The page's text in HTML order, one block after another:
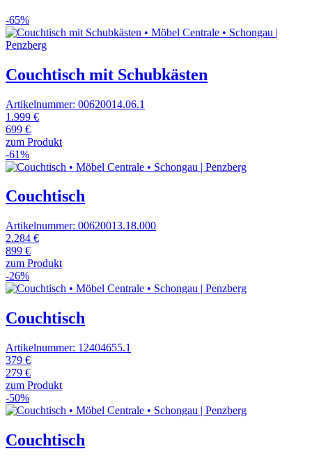
-65%
Couchtisch mit Schubkästen
Artikelnummer: 00620014.06.1
1.999 €
699 €
zum Produkt
-61%
Couchtisch
Artikelnummer: 00620013.18.000
2.284 €
899 €
zum Produkt
-26%
Couchtisch
Artikelnummer: 12404655.1
379 €
279 €
zum Produkt
-50%
Couchtisch